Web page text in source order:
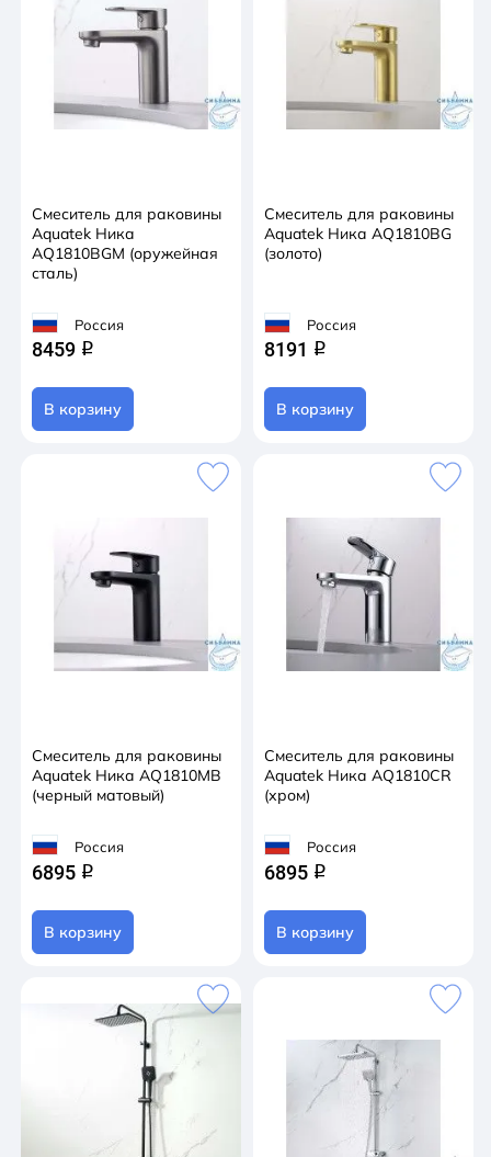
Смеситель для раковины
Aquatek Ника
AQ1810BGM (оружейная
сталь)
Россия
8459 q
В корзину
Смеситель для раковины
Aquatek Ника AQ1810BG
(золото)
Россия
8191 q
В корзину
Смеситель для раковины
Aquatek Ника AQ1810MB
(черный матовый)
Россия
6895 q
В корзину
Смеситель для раковины
Aquatek Ника AQ1810CR
(хром)
Россия
6895 q
В корзину